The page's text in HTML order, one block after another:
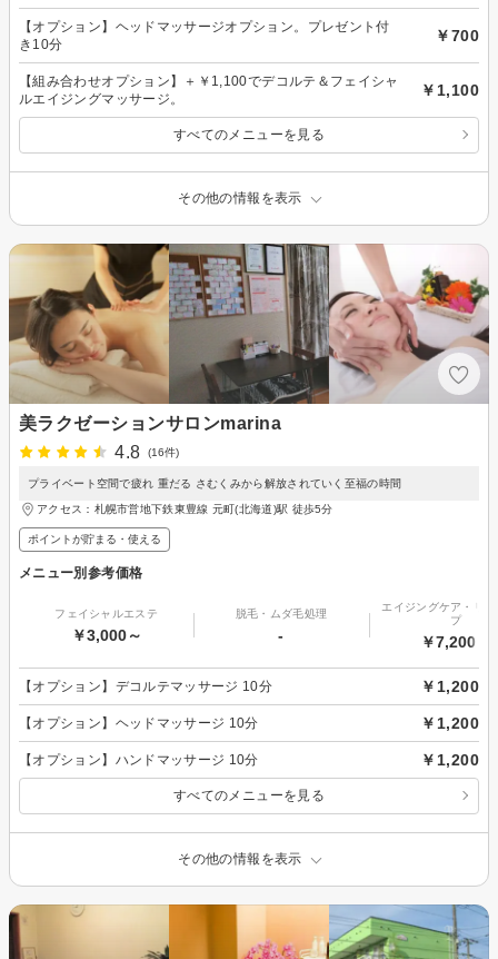
【オプション】ヘッドマッサージオプション。プレゼント付
き10分
￥700
【組み合わせオプション】＋￥1,100でデコルテ＆フェイシャ
ルエイジングマッサージ。
￥1,100
すべてのメニューを見る
その他の情報を表示
美ラクゼーションサロンmarina
4.8
(16件)
プライベート空間で疲れ 重だる さむくみから解放されていく至福の時間
アクセス：札幌市営地下鉄東豊線 元町(北海道)駅 徒歩5分
ポイントが貯まる・使える
メニュー別参考価格
フェイシャルエステ
￥3,000～
脱毛・ムダ毛処理
-
エイジングケア・リ
プ
￥7,200～
【オプション】デコルテマッサージ 10分 ￥1,200
【オプション】ヘッドマッサージ 10分 ￥1,200
【オプション】ハンドマッサージ 10分 ￥1,200
すべてのメニューを見る
その他の情報を表示